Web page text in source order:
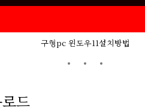
구형pc 윈도우11설치방법
드